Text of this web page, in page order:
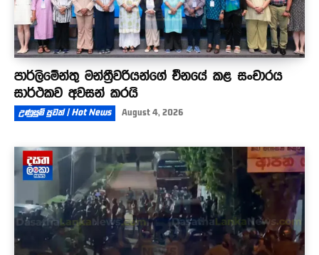
පාර්ලිමේන්තු මන්ත්‍රීවරියන්ගේ චීනයේ කළ සංචාරය
සාර්ථකව අවසන් කරයි
උණුසුම් පුවත් | Hot News August 4, 2026